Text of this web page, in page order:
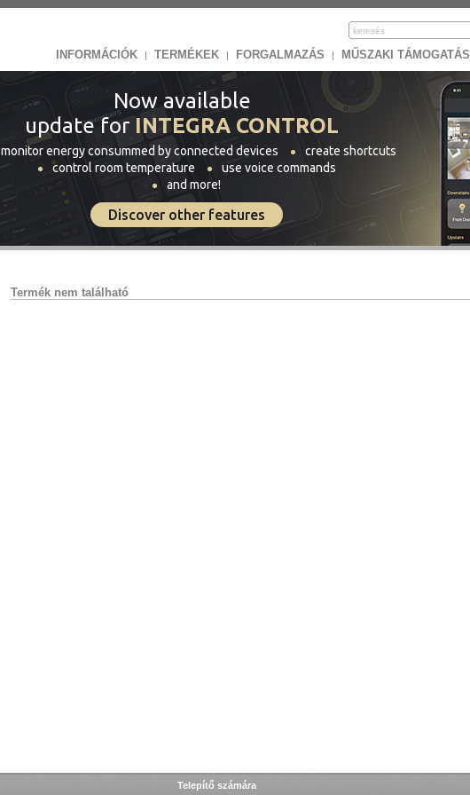
INFORMÁCIÓK | TERMÉKEK | FORGALMAZÁS | MŰSZAKI TÁMOGATÁS
Now available
update for INTEGRA CONTROL
monitor energy consummed by connected devices
create shortcuts
control room temperature
use voice commands
and more!
Discover other features
Termék nem található
Telepítő számára